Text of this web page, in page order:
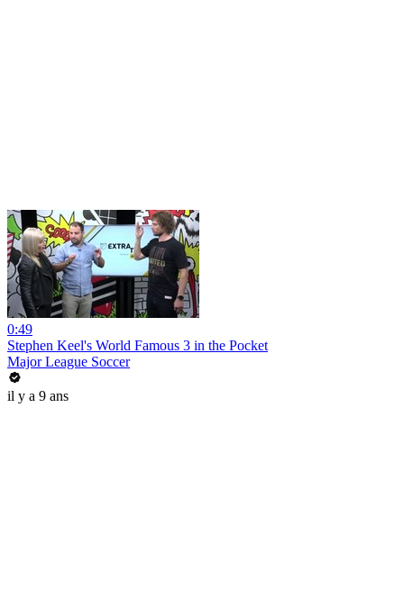
0:49
Stephen Keel's World Famous 3 in the Pocket
Major League Soccer
il y a 9 ans